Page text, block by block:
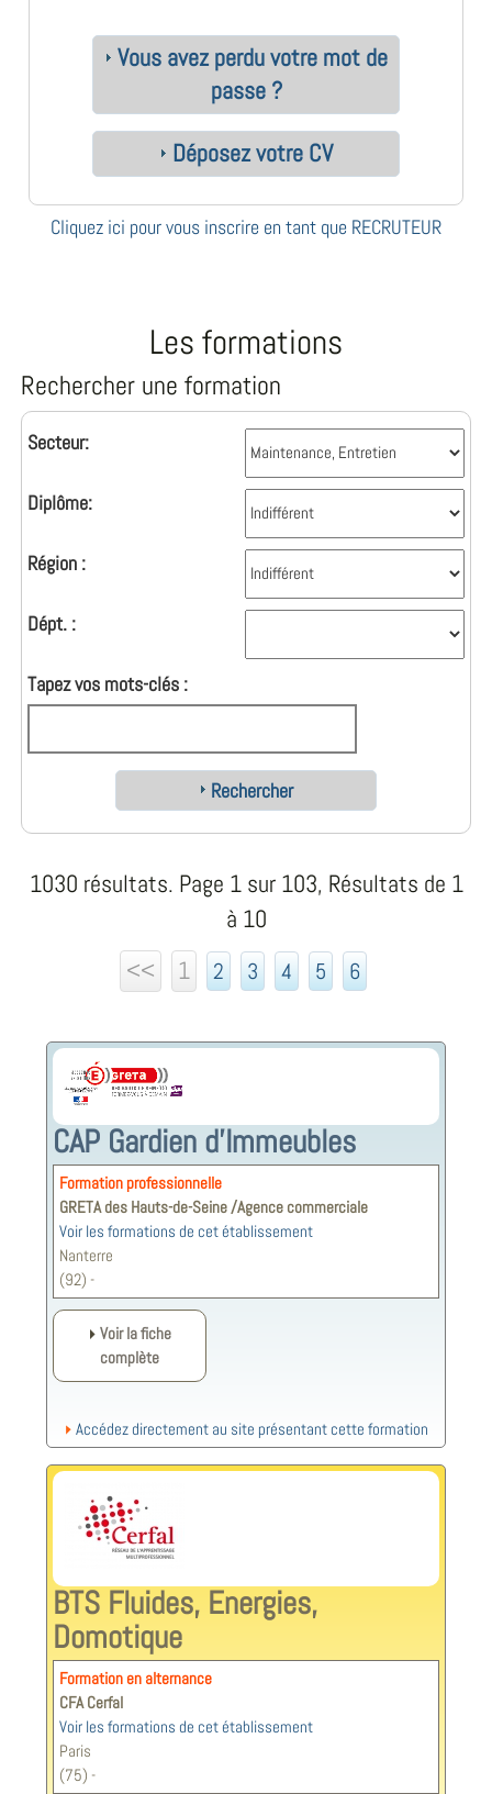
Vous avez perdu votre mot de
passe ?
Déposez votre CV
Cliquez ici pour vous inscrire en tant que RECRUTEUR
Les formations
Rechercher une formation
Secteur:
Diplôme:
Région :
Dépt. :
Tapez vos mots-clés :
Rechercher
1030 résultats. Page 1 sur 103, Résultats de 1
à 10
<<
1 2 3 4 5 6
CAP Gardien d'Immeubles
Formation professionnelle
GRETA des Hauts-de-Seine /Agence commerciale
Voir les formations de cet établissement
Nanterre
(92) -
Voir la fiche
complète
Accédez directement au site présentant cette formation
BTS Fluides, Energies,
Domotique
Formation en alternance
CFA Cerfal
Voir les formations de cet établissement
Paris
(75) -